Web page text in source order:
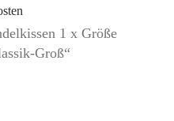
1 x Größe
Groß“